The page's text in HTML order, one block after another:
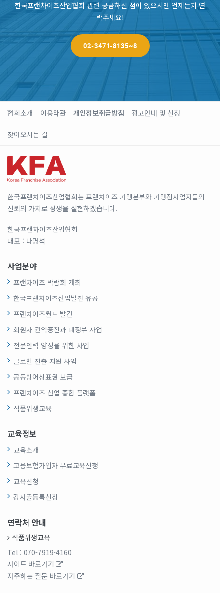
한국프랜차이즈산업협회 관련 궁금하신 점이 있으시면 언제든지 연
락주세요!
02-3471-8135~8
협회소개 이용약관 개인정보취급방침 광고안내 및 신청
찾아오시는 길
한국프랜차이즈산업협회는 프랜차이즈 가맹본부와 가맹점사업자들의
신뢰의 가치로 상생을 실현하겠습니다.
한국프랜차이즈산업협회
대표 : 나명석
사업분야
프랜차이즈 박람회 개최
한국프랜차이즈산업발전 유공
프랜차이즈월드 발간
회원사 권익증진과 대정부 사업
전문인력 양성을 위한 사업
글로벌 진출 지원 사업
공동방어상표권 보급
프랜차이즈 산업 종합 플랫폼
식품위생교육
교육정보
교육소개
고용보험가입자 무료교육신청
교육신청
강사풀등록신청
연락처 안내
식품위생교육
Tel : 070-7919-4160
사이트 바로가기
자주하는 질문 바로가기